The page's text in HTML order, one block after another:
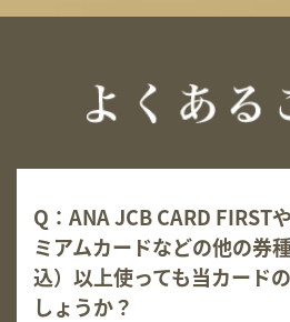
Q：ANA JCB CARD FIRST
ミアムカードなどの他の券
込）以上使っても当カード
しょうか？